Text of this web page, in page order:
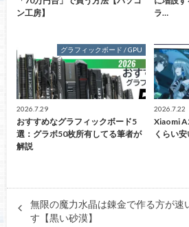
ン工房】
ラ…
グラフィックボード / GPU
2026.7.29
おすすめなグラフィックボード5
選：グラボ50枚所有してる筆者が
解説
2026.7.22
Xiaomi
くらい
無限の魔力水晶は錬金で作る方が速
す【黒い砂漠】